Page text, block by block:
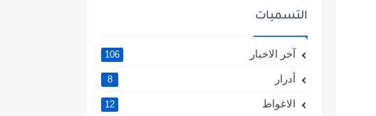
التسميات
آخر الاخبار 106
أدرار 8
الاغواط 12